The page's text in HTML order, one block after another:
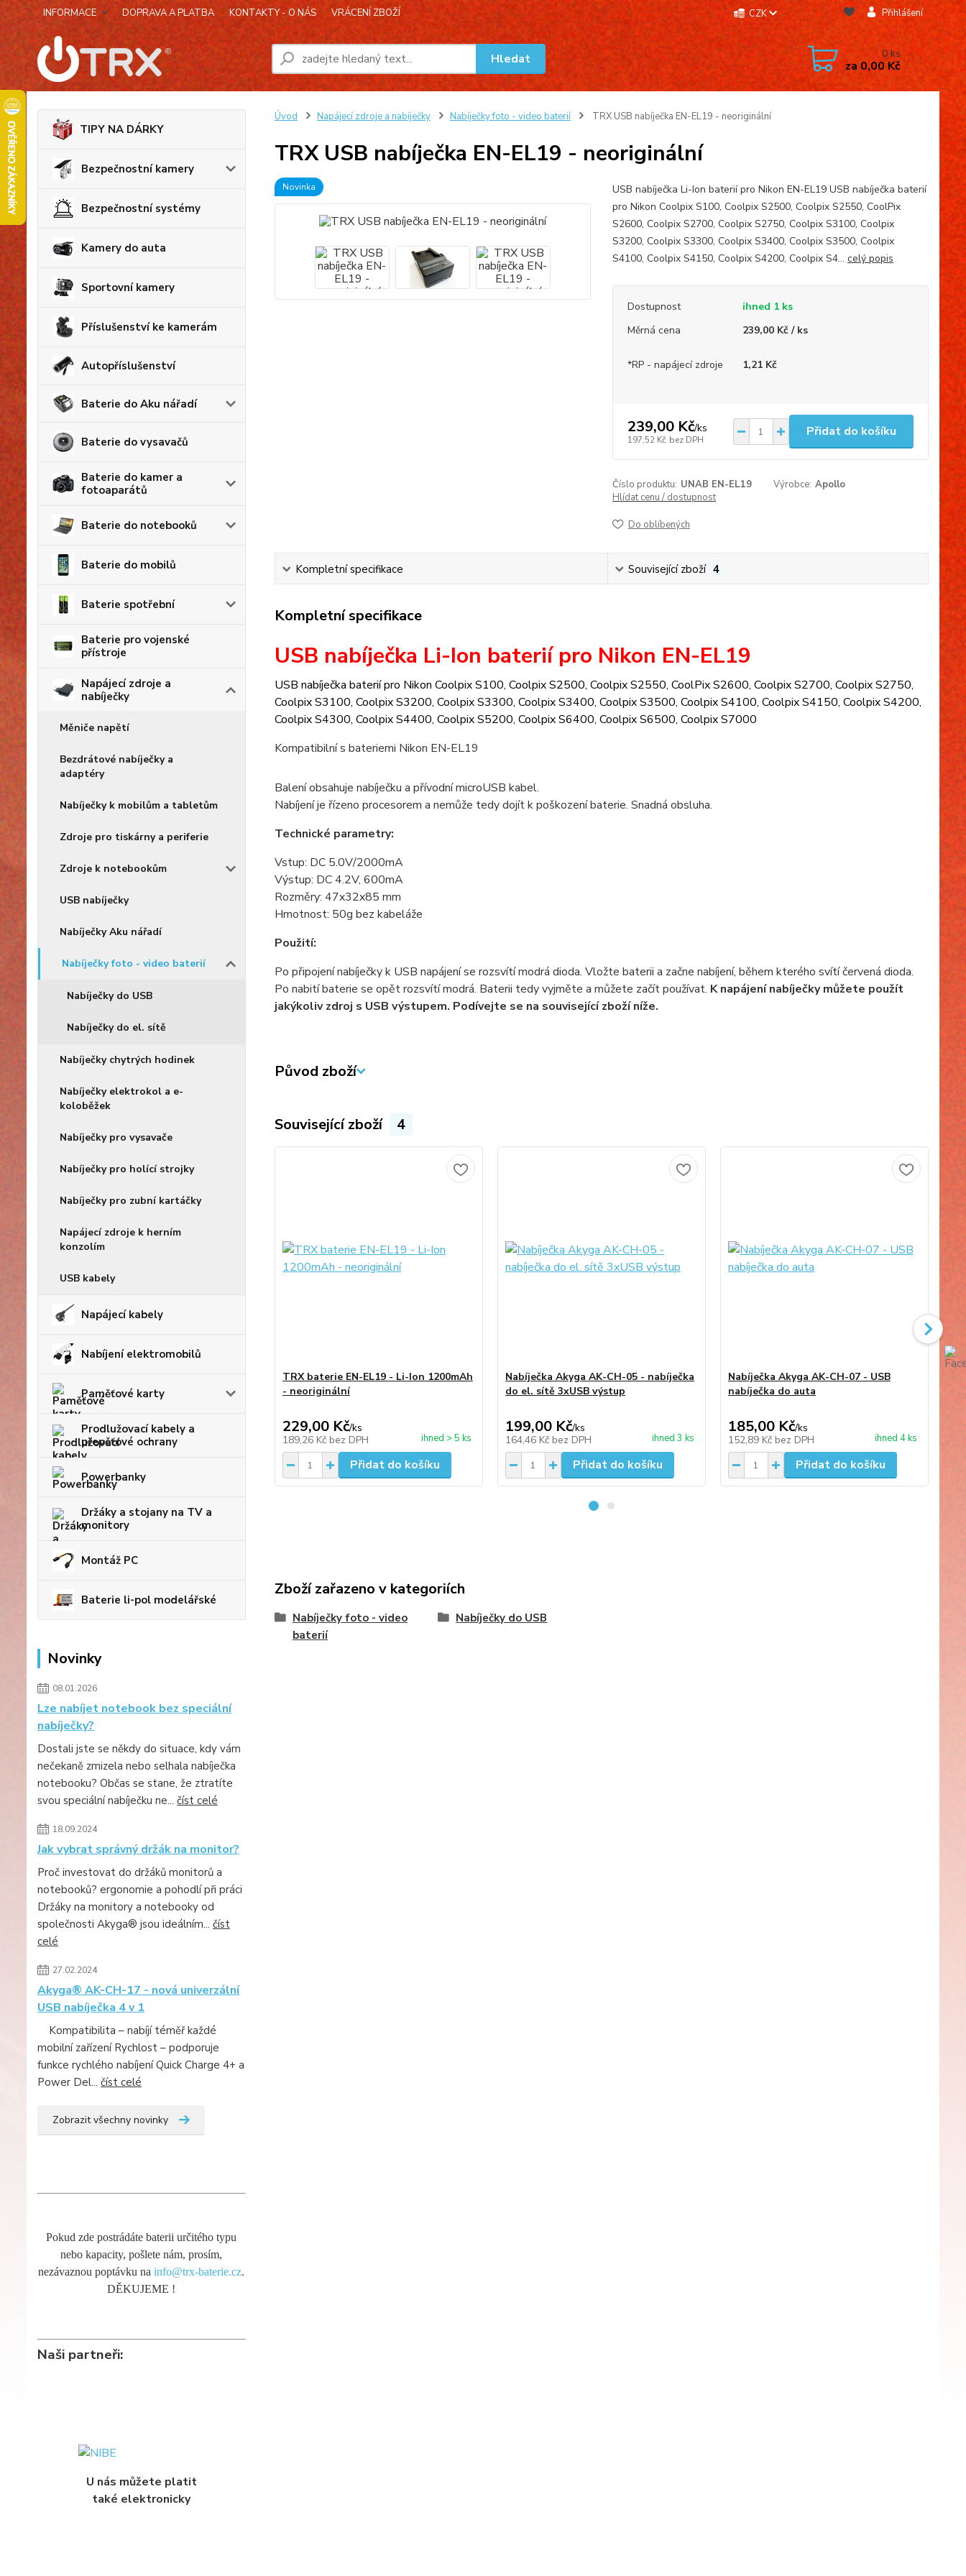
INFORMACE DOPRAVA A PLATBA KONTAKTY - O NÁS VRÁCENÍ ZBOŽÍ CZK Přihlášení
Hledat 0ks
za0,00 Kč
TIPY NA DÁRKY
Bezpečnostní kamery
Bezpečnostní systémy
Kamery do auta
Sportovní kamery
Příslušenství ke kamerám
Autopříslušenství
Baterie do Aku nářadí
Baterie do vysavačů
Baterie do kamer a
fotoaparátů
Baterie do notebooků
Baterie do mobilů
Baterie spotřební
Baterie pro vojenské
přístroje
Napájecí zdroje a
nabíječky
Měniče napětí
Bezdrátové nabíječky a
adaptéry
Nabíječky k mobilům a tabletům
Zdroje pro tiskárny a periferie
Zdroje k notebookům
USB nabíječky
Nabíječky Aku nářadí
Nabíječky foto - video baterií
Nabíječky do USB
Nabíječky do el. sítě
Nabíječky chytrých hodinek
Nabíječky elektrokol a e-
koloběžek
Nabíječky pro vysavače
Nabíječky pro holící strojky
Nabíječky pro zubní kartáčky
Napájecí zdroje k herním
konzolím
USB kabely
Napájecí kabely
Nabíjení elektromobilů
Paměťové karty
Prodlužovací kabely a
přepěťové ochrany
Powerbanky
Držáky a stojany na TV a
monitory
Montáž PC
Baterie li-pol modelářské
Novinky
08.01.2026
Lze nabíjet notebook bez speciální
nabíječky?
Dostali jste se někdy do situace, kdy vám
nečekaně zmizela nebo selhala nabíječka
notebooku? Občas se stane, že ztratíte
svou speciální nabíječku ne... číst celé
18.09.2024
Jak vybrat správný držák na monitor?
Proč investovat do držáků monitorů a
notebooků? ergonomie a pohodlí při práci
Držáky na monitory a notebooky od
společnosti Akyga® jsou ideálním... číst
celé
27.02.2024
Akyga® AK-CH-17 - nová univerzální
USB nabíječka 4 v 1
Kompatibilita – nabíjí téměř každé
mobilní zařízení Rychlost – podporuje
funkce rychlého nabíjení Quick Charge 4+ a
Power Del... číst celé
Zobrazit všechny novinky
Pokud zde postrádáte baterii určitého typu
nebo kapacity, pošlete nám, prosím,
nezávaznou poptávku nainfo@trx-baterie.cz.
DĚKUJEME !
Naši partneři:
U nás můžete platit
také elektronicky
Úvod Napájecí zdroje a nabíječky Nabíječky foto - video baterií TRX USB nabíječka EN-EL19 - neoriginální
TRX USB nabíječka EN-EL19 - neoriginální
Novinka
USB nabíječka Li-Ion baterií pro Nikon EN-EL19 USB nabíječka baterií
pro Nikon Coolpix S100, Coolpix S2500, Coolpix S2550, CoolPix
S2600, Coolpix S2700, Coolpix S2750, Coolpix S3100, Coolpix
S3200, Coolpix S3300, Coolpix S3400, Coolpix S3500, Coolpix
S4100, Coolpix S4150, Coolpix S4200, Coolpix S4... celý popis
Dostupnost
ihned 1 ks
Měrná cena
239,00 Kč / ks
*RP - napájecí zdroje 1,21 Kč
239,00 Kč/ks
197,52 Kč bez DPH
Přidat do košíku
Číslo produktu: UNAB EN-EL19 Výrobce: Apollo
Hlídat cenu / dostupnost
Do oblíbených
Kompletní specifikace Související zboží 4
Kompletní specifikace
USB nabíječka Li-Ion baterií pro Nikon EN-EL19
USB nabíječka baterií pro Nikon Coolpix S100, Coolpix S2500, Coolpix S2550, CoolPix S2600, Coolpix S2700, Coolpix S2750,
Coolpix S3100, Coolpix S3200, Coolpix S3300, Coolpix S3400, Coolpix S3500, Coolpix S4100, Coolpix S4150, Coolpix S4200,
Coolpix S4300, Coolpix S4400, Coolpix S5200, Coolpix S6400, Coolpix S6500, Coolpix S7000
Kompatibilní s bateriemi Nikon EN-EL19
Balení obsahuje nabíječku a přívodní microUSB kabel.
Nabíjení je řízeno procesorem a nemůže tedy dojít k poškození baterie. Snadná obsluha.
Technické parametry:
Vstup: DC 5.0V/2000mA
Výstup: DC 4.2V, 600mA
Rozměry: 47x32x85 mm
Hmotnost: 50g bez kabeláže
Použití:
Po připojení nabíječky k USB napájení se rozsvítí modrá dioda. Vložte baterii a začne nabíjení, během kterého svítí červená dioda.
Po nabití baterie se opět rozsvítí modrá. Baterii tedy vyjměte a můžete začít používat. K napájení nabíječky můžete použít
jakýkoliv zdroj s USB výstupem. Podívejte se na související zboží níže.
Původ zboží
Související zboží 4
TRX baterie EN-EL19 - Li-Ion 1200mAh
- neoriginální
229,00 Kč/ks
189,26 Kč bez DPH ihned > 5 ks
Přidat do košíku
Nabíječka Akyga AK-CH-05 - nabíječka
do el. sítě 3xUSB výstup
199,00 Kč/ks
164,46 Kč bez DPH ihned 3 ks
Přidat do košíku
Nabíječka Akyga AK-CH-07 - USB
nabíječka do auta
185,00 Kč/ks
152,89 Kč bez DPH ihned 4 ks
Přidat do košíku
Zboží zařazeno v kategoriích
Nabíječky foto - video
baterií
Nabíječky do USB